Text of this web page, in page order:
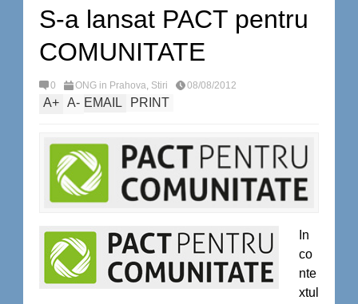
S-a lansat PACT pentru
COMUNITATE
0 ONG in Prahova, Stiri 08/08/2012
A+ A- EMAIL PRINT
In
co
nte
xtul